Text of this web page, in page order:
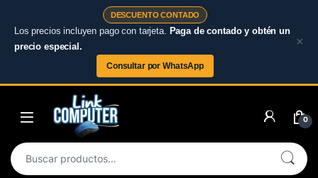
DESCUENTO CONTADO
Los precios incluyen pago con tarjeta. Paga de contado y obtén un
precio especial.
Consultar por WhatsApp
×
Skip to navigation
0
Buscar por: